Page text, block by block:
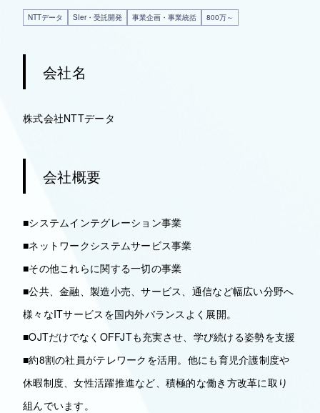
NTTデータ SIer・受託開発 事業企画・事業統括 800万～
会社名
株式会社NTTデータ
会社概要
■システムインテグレーション事業
■ネットワークシステムサービス事業
■その他これらに関する一切の事業
■公共、金融、製造小売、サービス、通信など幅広い分野へ
様々なITサービスを国内外バランスよく展開。
■OJTだけでなくOFFJTも充実させ、学び続ける姿勢を支援
■約8割の社員がテレワークを活用。他にも育児介護制度や
休暇制度、女性活躍推進など、積極的な働き方改革に取り
組んでいます。